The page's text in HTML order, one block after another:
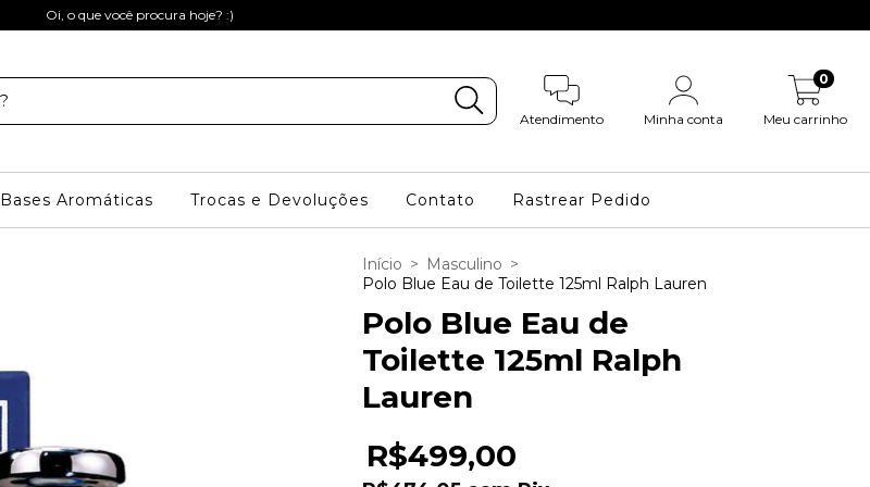
Oi, o que você procura hoje? :)
Atendimento Minha conta Meu carrinho
0
Bases Aromáticas Trocas e Devoluções Contato Rastrear Pedido
Início > Masculino >
Polo Blue Eau de Toilette 125ml Ralph Lauren
Polo Blue Eau de
Toilette 125ml Ralph
Lauren
R$499,00